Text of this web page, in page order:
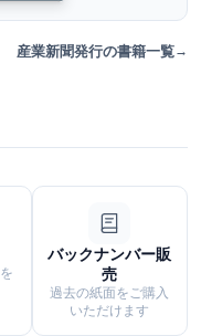
産業新聞発行の書籍一覧
バックナンバー販
売
過去の紙面をご購入
いただけます